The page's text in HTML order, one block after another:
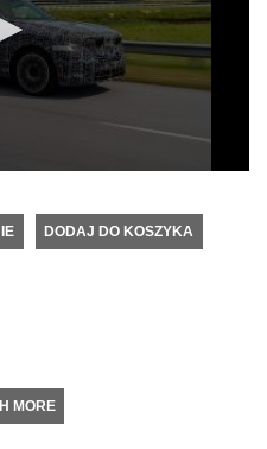
DODAJ DO KOSZYKA
MORE